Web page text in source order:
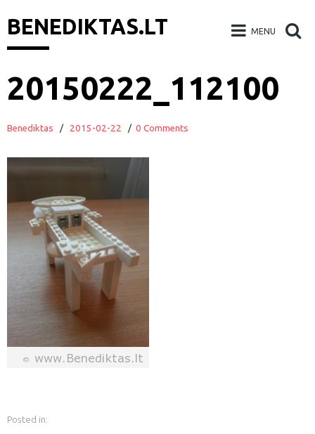
BENEDIKTAS.LT MENU
Skip
to20150222_112100
Benediktas / 2015-02-22 / 0 Comments
Posted in: